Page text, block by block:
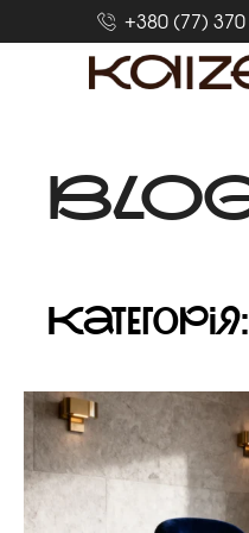
+380 (77) 370